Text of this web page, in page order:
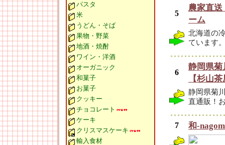
パスタ
米
うどん・そば
果物・野菜
地酒・焼酎
ワイン・洋酒
オーガニック
和菓子
お菓子
クッキー
チョコレート
ケーキ
クリスマスケーキ
輸入食材
5
農家直
ーム
北海道の
ています
6
静岡県菊
【杉山
静岡県菊
直通販！
7 和-